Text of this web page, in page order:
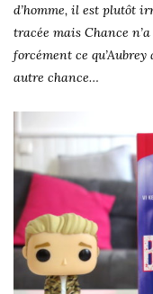
d’homme, il est plutôt
tracée mais Chance
forcément ce
autre chance…